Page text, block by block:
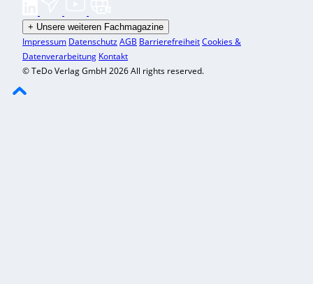
+ Unsere weiteren Fachmagazine
Impressum DatenschutzAGB BarrierefreiheitCookies &
Datenverarbeitung Kontakt
© TeDo Verlag GmbH 2026 All rights reserved.